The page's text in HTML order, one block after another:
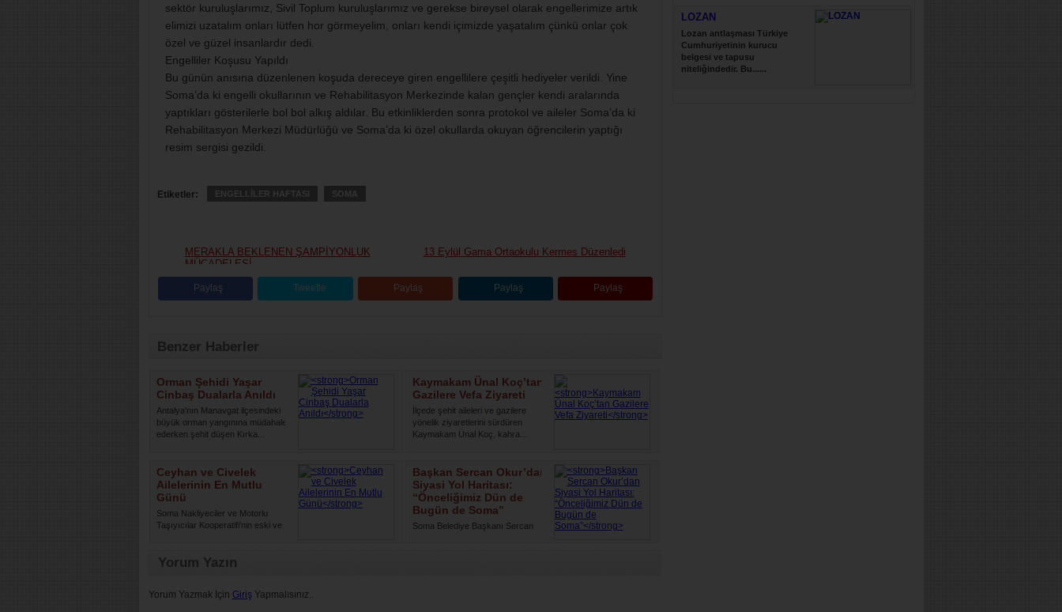
sektör kuruluşlarımız, Sivil Toplum kuruluşlarımız ve gerekse bireysel olarak engellerimize artık
elimizi uzatalım onları lütfen hor görmeyelim, onları kendi içimizde yaşatalım çünkü onlar çok
özel ve güzel insanlardır dedi.
Engelliler Koşusu Yapıldı
Bu günün anısına düzenlenen koşuda dereceye giren engellilere çeşitli hediyeler verildi. Yine
Soma’da ki engelli okullarının ve Rehabilitasyon Merkezinde kalan gençler kendi aralarında
yaptıkları gösterilerle bol bol alkış aldılar. Bu etkinliklerden sonra protokol ve aileler Soma’da ki
Rehabilitasyon Merkezi Müdürlüğü ve Soma’da ki özel okullarda okuyan öğrencilerin yaptığı
resim sergisi gezildi.
Etiketler: ENGELLİLER HAFTASI SOMA
MERAKLA BEKLENEN ŞAMPİYONLUK
MÜCADELESİ
13 Eylül Gama Ortaokulu Kermes Düzenledi
Paylaş Tweetle Paylaş Paylaş Paylaş
Benzer Haberler
Orman Şehidi Yaşar
Cinbaş Dualarla Anıldı
Antalya'nın Manavgat ilçesindeki
büyük orman yangınına müdahale
ederken şehit düşen Kırka...
Kaymakam Ünal Koç’tan
Gazilere Vefa Ziyareti
İlçede şehit aileleri ve gazilere
yönelik ziyaretlerini sürdüren
Kaymakam Ünal Koç, kahra...
Ceyhan ve Civelek
Ailelerinin En Mutlu
Günü
Soma Nakliyeciler ve Motorlu
Taşıyıcılar Kooperatifi'nin eski ve
Başkan Sercan Okur’dan
Siyasi Yol Haritası:
“Önceliğimiz Dün de
Bugün de Soma”
Soma Belediye Başkanı Sercan
Yorum Yazın
Yorum Yazmak İçin Giriş Yapmalısınız..
LOZAN
Lozan antlaşması Türkiye
Cumhuriyetinin kurucu
belgesi ve tapusu
niteliğindedir. Bu......